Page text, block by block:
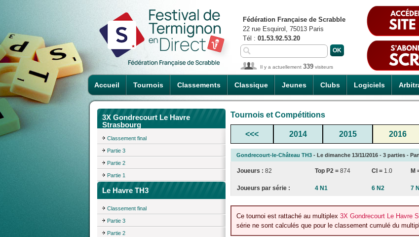
Accueil Tournois Classements Classique Jeunes Clubs Logiciels
Fédération Française de Scrabble
22 rue Esquirol, 75013 Paris
Tél : 01.53.92.53.20
Il y a actuellement 339 visiteurs
3X Gondrecourt Le Havre
Strasbourg
Classement final
Partie 3
Partie 2
Partie 1
Le Havre TH3
Classement final
Partie 3
Partie 2
Tournois et Compétitions
<<< 2014 2015 2016
Gondrecourt-le-Château TH3 - Le dimanche 13/11/2016 - 3 parties -
Joueurs : 82 Top P2 = 874 CI = 1.0 M
Joueurs par série : 4 N1 6 N2 7
Ce tournoi est rattaché au multiplex 3X Gondrecourt Le Havre
série ne sont calculés que pour le classement cumulé du